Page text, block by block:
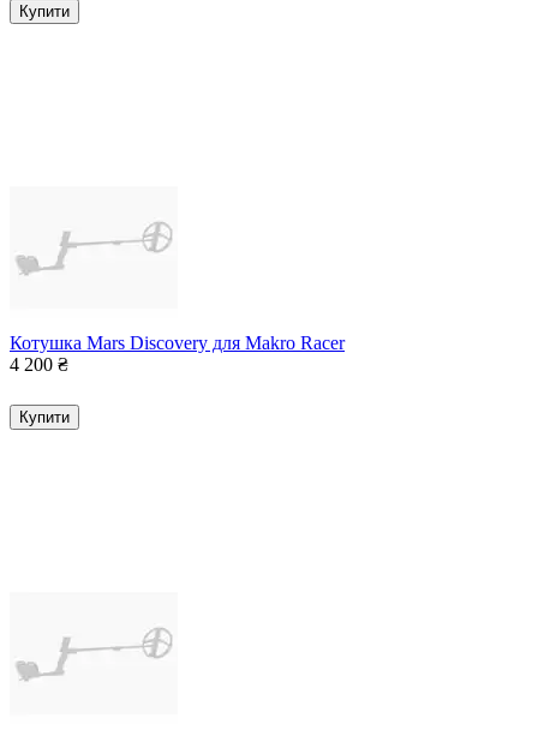
Купити
Котушка Mars Discovery для Makro Racer
4 200 ₴
Купити